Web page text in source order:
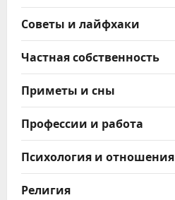
Советы и лайфхаки
Частная собственность
Приметы и сны
Профессии и работа
Психология и отношения
Религия